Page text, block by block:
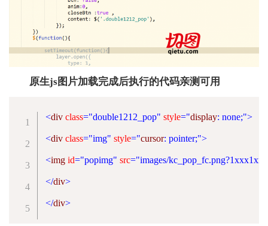
原生js图片加载完成后执行的代码亲测可用
<div class="double1212_pop" style="display: none;">
<div class="img" style="cursor: pointer;">
<img id="popimg" src="images/kc_pop_fc.png?1xxx1xxx
</div>
</div>